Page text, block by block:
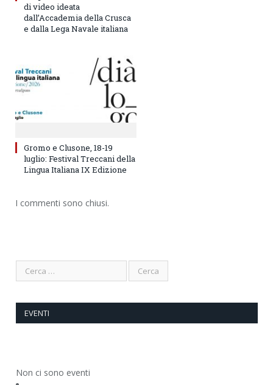
di video ideata
dall’Accademia della Crusca
e dalla Lega Navale italiana
Gromo e Clusone, 18-19
luglio: Festival Treccani della
Lingua Italiana IX Edizione
I commenti sono chiusi.
EVENTI
Non ci sono eventi